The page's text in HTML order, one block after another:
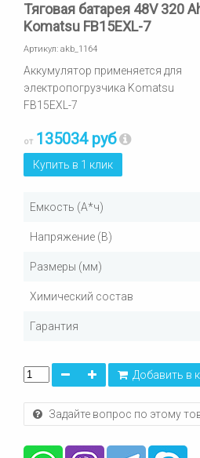
Тяговая батарея 48V 320
Komatsu FB15EXL-7
Артикул: akb_1164
Аккумулятор применяется для
электропогрузчика Komatsu
FB15EXL-7
от 135034 руб
Купить в 1 клик
Емкость (А*ч)
Напряжение (В)
Размеры (мм)
Химический состав
Гарантия
Добавить в
Задайте вопрос по этому